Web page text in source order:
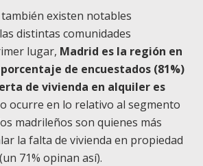
existen notables
distintas comunidades
lugar, Madrid es la región en
de encuestados (81%)
de vivienda en alquiler es
ocurre en lo relativo al segmento
madrileños son quienes más
la falta de vivienda en propiedad
71% opinan así).